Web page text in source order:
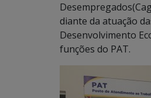
diante da atuação
Desenvolvimento
funções do PAT.